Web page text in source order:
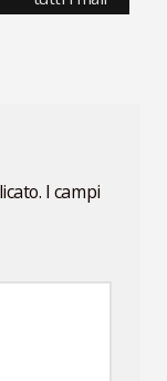
I campi